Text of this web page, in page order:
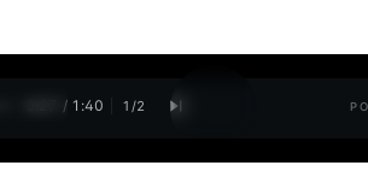
0:28 / 1:40 1 /2